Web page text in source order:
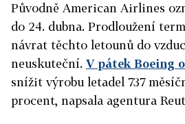
Původně American Airlines
do 24. dubna. Prodloužení
návrat těchto letounů do
neuskuteční. V pátek Boeing
snížit výrobu letadel 737
procent, napsala agentura